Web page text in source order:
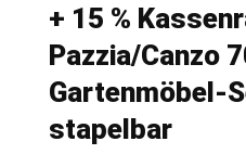
+ 15 %
Pazzia/Canzo
Gartenmöbel-
stapelbar